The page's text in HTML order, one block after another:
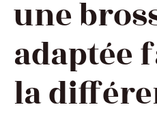
une
adaptée
la